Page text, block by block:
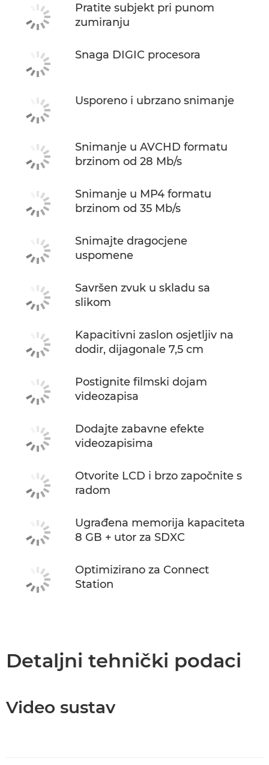
Pratite subjekt pri punom
zumiranju
Snaga DIGIC procesora
Usporeno i ubrzano snimanje
Snimanje u AVCHD formatu
brzinom od 28 Mb/s
Snimanje u MP4 formatu
brzinom od 35 Mb/s
Snimajte dragocjene
uspomene
Savršen zvuk u skladu sa
slikom
Kapacitivni zaslon osjetljiv na
dodir, dijagonale 7,5 cm
Postignite filmski dojam
videozapisa
Dodajte zabavne efekte
videozapisima
Otvorite LCD i brzo započnite s
radom
Ugrađena memorija kapaciteta
8 GB + utor za SDXC
Optimizirano za Connect
Station
Detaljni tehnički podaci
Video sustav